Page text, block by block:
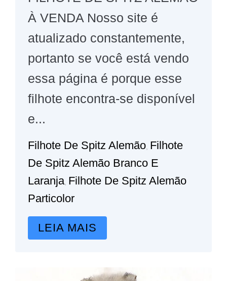
À VENDA Nosso site é
atualizado constantemente,
portanto se você está vendo
essa página é porque esse
filhote encontra-se disponível
e...
Filhote De Spitz Alemão, Filhote
De Spitz Alemão Branco E
Laranja, Filhote De Spitz Alemão
Particolor
LEIA MAIS